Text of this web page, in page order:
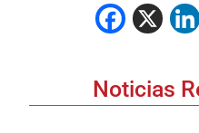
Noticias